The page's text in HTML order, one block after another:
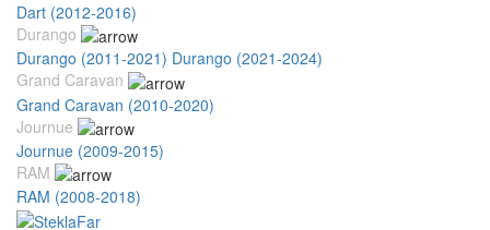
Dart (2012-2016)
Durango
Durango (2011-2021) Durango (2021-2024)
Grand Caravan
Grand Caravan (2010-2020)
Journue
Journue (2009-2015)
RAM
RAM (2008-2018)